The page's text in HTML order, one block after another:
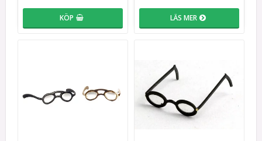
KÖP LÄS MER